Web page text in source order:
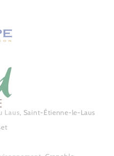
Laus, Saint-Étienne-le-Laus